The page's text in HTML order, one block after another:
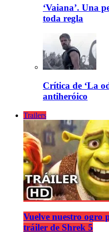
‘Vaiana’. Una
toda regla
Crítica de ‘La
antiheróico
Trailers
Vuelve nuestro ogro
tráiler de Shrek 5